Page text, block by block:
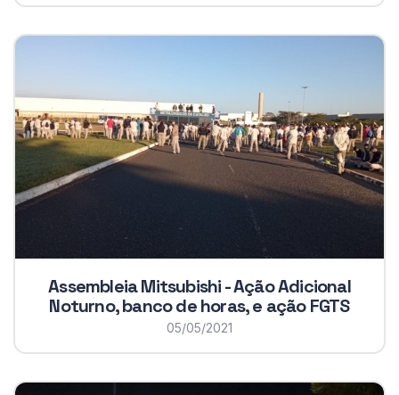
Assembleia Mitsubishi - Ação Adicional
Noturno, banco de horas, e ação FGTS
05/05/2021